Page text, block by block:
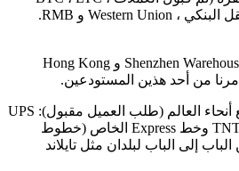
لدى Apexto مستودعان ، Shenzhen Warehouse و Hong Kong
نحن نقدم التسليم في جميع أنحاء العالم (طلب العميل مقبول): UPS
و DHL و FedEx و EMS و TNT وخط Express الخاص (خطوط
إلى الباب لبلدان مثل تايلاند